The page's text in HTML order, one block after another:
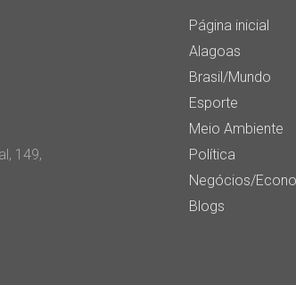
149,
Página inicial
Alagoas
Brasil/Mundo
Esporte
Meio Ambiente
Política
Negócios/
Blogs